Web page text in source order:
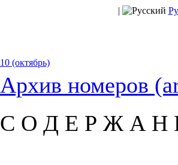
|
10 (октябрь)
Архив номеров
С О Д Е Р Ж А Н